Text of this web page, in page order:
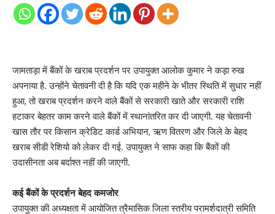
जामताड़ा में बैंकों के खराब प्रदर्शन पर उपायुक्त आलोक कुमार ने कड़ा रुख
अपनाया है. उन्होंने चेतावनी दी है कि यदि एक महीने के भीतर स्थिति में सुधार नहीं
हुआ, तो खराब प्रदर्शन करने वाले बैंकों से सरकारी खाते और सरकारी राशि
हटाकर बेहतर काम करने वाले बैंकों में स्थानांतरित कर दी जाएगी. यह चेतावनी
खास तौर पर किसान क्रेडिट कार्ड अभियान, ऋण वितरण और जिले के बेहद
खराब सीडी रेशियो को लेकर दी गई. उपायुक्त ने साफ कहा कि बैंकों की
उदासीनता अब बर्दाश्त नहीं की जाएगी.
कई बैंकों के प्रदर्शन बेहद कमजोर
उपायुक्त की अध्यक्षता में आयोजित त्रैमासिक जिला स्तरीय परामर्शदात्री समिति